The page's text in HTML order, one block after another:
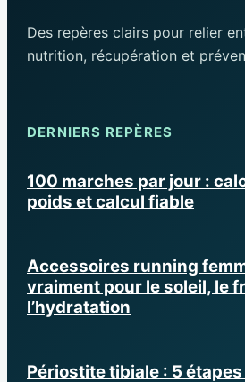
Des repères clairs pour relier
nutrition, récupération et
DERNIERS REPÈRES
100 marches par jour :
poids et calcul fiable
Accessoires running
vraiment pour le soleil, le
l’hydratation
Périostite tibiale : 5